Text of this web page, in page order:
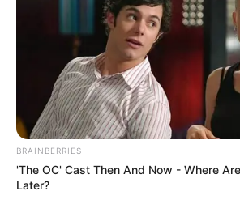
BRAINBERRIES
'The OC' Cast Then And Now - Where
Later?